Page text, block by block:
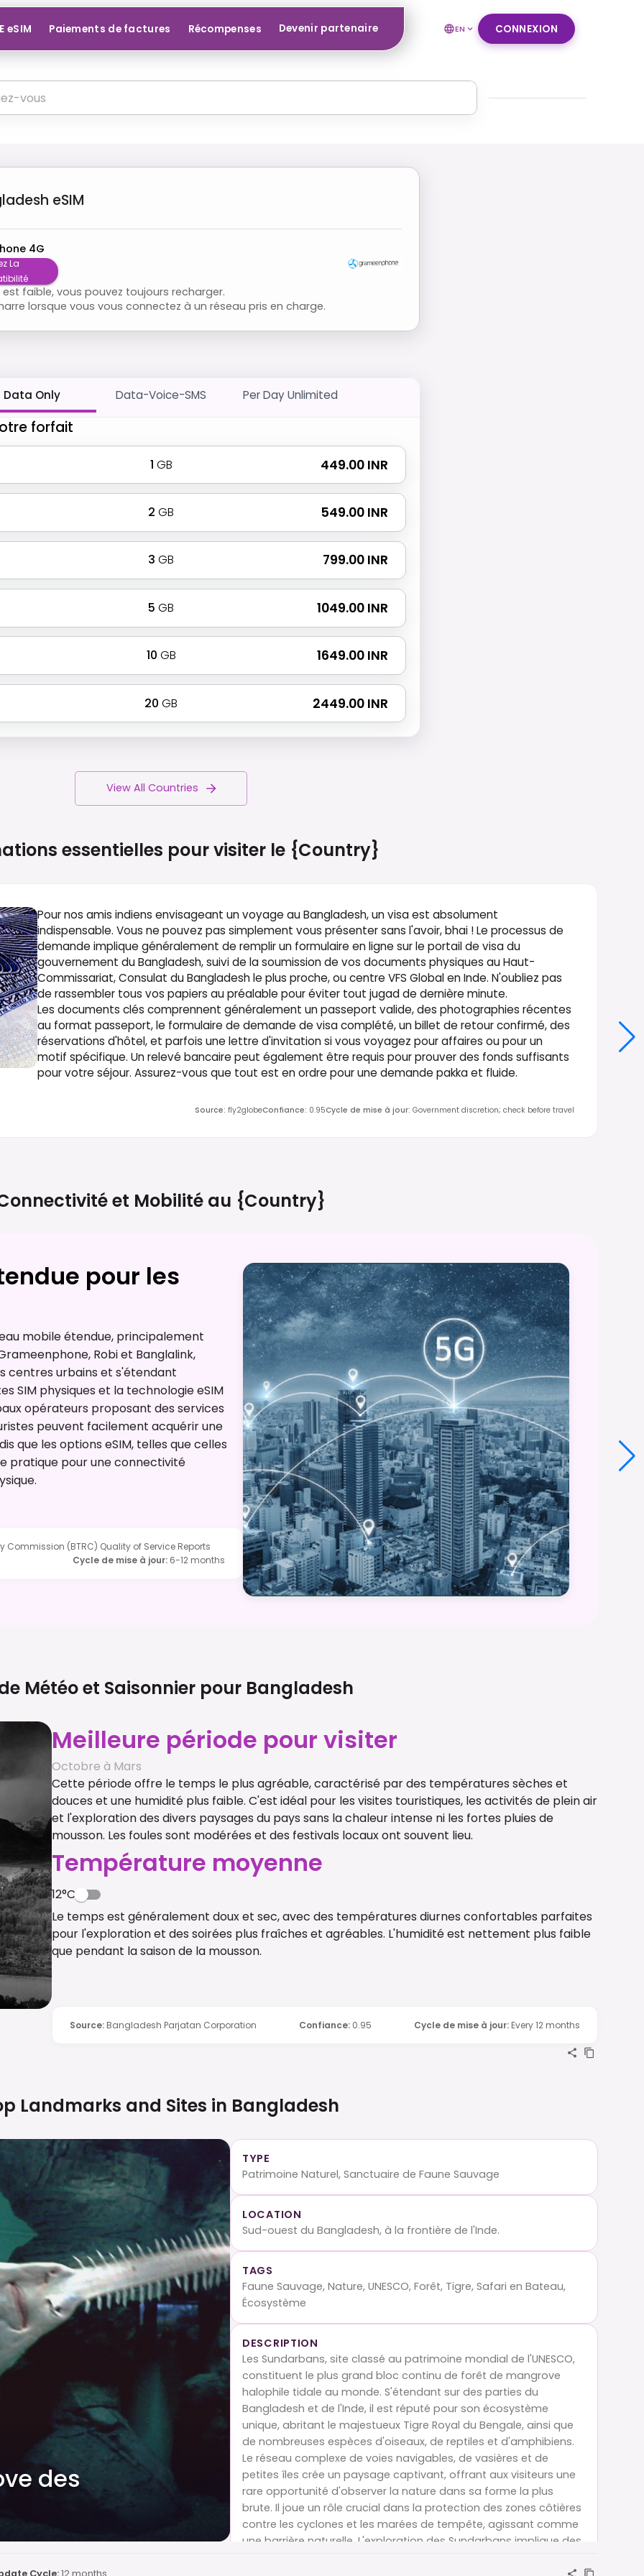
eSIM Paiements de factures Récompenses Devenir partenaire EN CONNEXION
eSIM
4G
La
est faible, vous pouvez toujours recharger.
lorsque vous vous connectez à un réseau pris en charge.
Data Only Data-Voice-SMS Per Day Unlimited
forfait
1 GB ₹ 449.00 INR
2 GB ₹ 549.00 INR
3 GB ₹ 799.00 INR
5 GB ₹ 1049.00 INR
10 GB ₹ 1649.00 INR
20 GB ₹ 2449.00 INR
View All Countries
essentielles pour visiter le {country}
Pour nos amis indiens envisageant un voyage au Bangladesh, un visa est absolument
indispensable. Vous ne pouvez pas simplement vous présenter sans l'avoir, bhai ! Le processus de
demande implique généralement de remplir un formulaire en ligne sur le portail de visa du
gouvernement du Bangladesh, suivi de la soumission de vos documents physiques au Haut-
Commissariat, Consulat du Bangladesh le plus proche, ou centre VFS Global en Inde. N'oubliez pas
de rassembler tous vos papiers au préalable pour éviter tout jugad de dernière minute.
Les documents clés comprennent généralement un passeport valide, des photographies récentes
au format passeport, le formulaire de demande de visa complété, un billet de retour confirmé, des
réservations d'hôtel, et parfois une lettre d'invitation si vous voyagez pour affaires ou pour un
motif spécifique. Un relevé bancaire peut également être requis pour prouver des fonds suffisants
pour votre séjour. Assurez-vous que tout est en ordre pour une demande pakka et fluide.
Source: fly2globeConfiance: 0.95Cycle de mise à jour: Government discretion; check before travel
et Mobilité au {country}
pour les
mobile étendue, principalement
Robi et Banglalink,
centres urbains et s'étendant
SIM physiques et la technologie eSIM
opérateurs proposant des services
peuvent facilement acquérir une
que les options eSIM, telles que celles
pratique pour une connectivité
(BTRC) Quality of Service Reports
Cycle de mise à jour: 6-12 months
Météo et Saisonnier pour Bangladesh
Meilleure période pour visiter
Octobre à Mars
Cette période offre le temps le plus agréable, caractérisé par des températures sèches et
douces et une humidité plus faible. C'est idéal pour les visites touristiques, les activités de plein air
et l'exploration des divers paysages du pays sans la chaleur intense ni les fortes pluies de
mousson. Les foules sont modérées et des festivals locaux ont souvent lieu.
Température moyenne
12°C
Le temps est généralement doux et sec, avec des températures diurnes confortables parfaites
pour l'exploration et des soirées plus fraîches et agréables. L'humidité est nettement plus faible
que pendant la saison de la mousson.
Source: Bangladesh Parjatan Corporation Confiance: 0.95 Cycle de mise à jour: Every 12 months
Landmarks and Sites in Bangladesh
des
TYPE
Patrimoine Naturel, Sanctuaire de Faune Sauvage
LOCATION
Sud-ouest du Bangladesh, à la frontière de l'Inde.
TAGS
Faune Sauvage, Nature, UNESCO, Forêt, Tigre, Safari en Bateau,
Écosystème
DESCRIPTION
Les Sundarbans, site classé au patrimoine mondial de l'UNESCO,
constituent le plus grand bloc continu de forêt de mangrove
halophile tidale au monde. S'étendant sur des parties du
Bangladesh et de l'Inde, il est réputé pour son écosystème
unique, abritant le majestueux Tigre Royal du Bengale, ainsi que
de nombreuses espèces d'oiseaux, de reptiles et d'amphibiens.
Le réseau complexe de voies navigables, de vasières et de
petites îles crée un paysage captivant, offrant aux visiteurs une
rare opportunité d'observer la nature dans sa forme la plus
brute. Il joue un rôle crucial dans la protection des zones côtières
contre les cyclones et les marées de tempête, agissant comme
une barrière naturelle. L'exploration des Sundarbans implique des
Cycle:12 months